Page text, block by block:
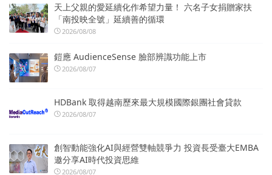
天上父親的愛延續化作希望力量！ 六名子女捐贈家扶
「南投映全號」延續善的循環
2026/08/08
鎧應 AudienceSense 臉部辨識功能上市
2026/08/07
HDBank 取得越南歷來最大規模國際銀團社會貸款
2026/08/07
創智動能強化AI與經營雙軸競爭力 投資長受臺大EMBA
邀分享AI時代投資思維
2026/08/07